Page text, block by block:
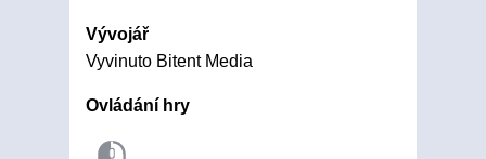
Vývojář
Vyvinuto Bitent Media
Ovládání hry